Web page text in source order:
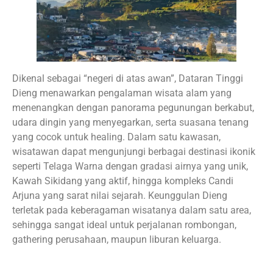
Dikenal sebagai “negeri di atas awan”, Dataran Tinggi
Dieng menawarkan pengalaman wisata alam yang
menenangkan dengan panorama pegunungan berkabut,
udara dingin yang menyegarkan, serta suasana tenang
yang cocok untuk healing. Dalam satu kawasan,
wisatawan dapat mengunjungi berbagai destinasi ikonik
seperti Telaga Warna dengan gradasi airnya yang unik,
Kawah Sikidang yang aktif, hingga kompleks Candi
Arjuna yang sarat nilai sejarah. Keunggulan Dieng
terletak pada keberagaman wisatanya dalam satu area,
sehingga sangat ideal untuk perjalanan rombongan,
gathering perusahaan, maupun liburan keluarga.